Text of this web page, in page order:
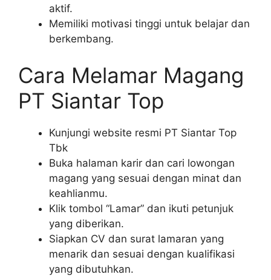
aktif.
Memiliki motivasi tinggi untuk belajar dan
berkembang.
Cara Melamar Magang
PT Siantar Top
Kunjungi website resmi PT Siantar Top
Tbk
Buka halaman karir dan cari lowongan
magang yang sesuai dengan minat dan
keahlianmu.
Klik tombol “Lamar” dan ikuti petunjuk
yang diberikan.
Siapkan CV dan surat lamaran yang
menarik dan sesuai dengan kualifikasi
yang dibutuhkan.